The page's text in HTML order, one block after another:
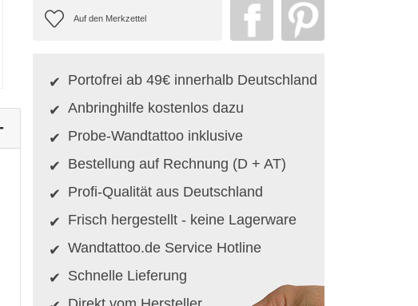
Portofrei ab 49€ innerhalb Deutschland
Anbringhilfe kostenlos dazu
Probe-Wandtattoo inklusive
Bestellung auf Rechnung (D + AT)
Profi-Qualität aus Deutschland
Frisch hergestellt - keine Lagerware
Wandtattoo.de Service Hotline
Schnelle Lieferung